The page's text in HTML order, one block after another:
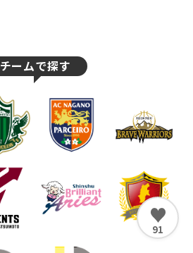
♥
91
チームで探す